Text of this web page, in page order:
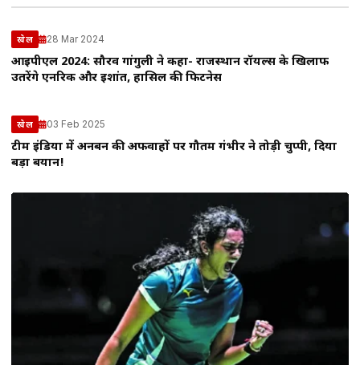
खेल 28 Mar 2024
आईपीएल 2024: सौरव गांगुली ने कहा- राजस्थान रॉयल्स के खिलाफ
उतरेंगे एनरिक और ईशांत, हासिल की फिटनेस
खेल 03 Feb 2025
टीम इंडिया में अनबन की अफवाहों पर गौतम गंभीर ने तोड़ी चुप्पी, दिया
बड़ा बयान!